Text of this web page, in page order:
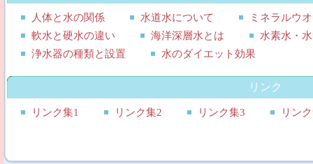
人体と水の関係 水道水について
ミネラルウ
軟水と硬水の違い
海洋深層水とは
水素水・
浄水器の種類と設置
水のダイエット効果
リンク
リンク集1 リンク集2 リンク集3 リン